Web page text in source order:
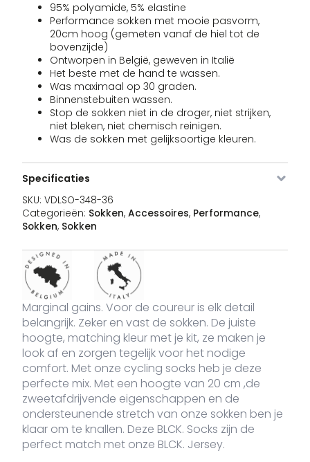
95% polyamide, 5% elastine
Performance sokken met mooie pasvorm,
20cm hoog (gemeten vanaf de hiel tot de
bovenzijde)
Ontworpen in België, geweven in Italië
Het beste met de hand te wassen.
Was maximaal op 30 graden.
Binnenstebuiten wassen.
Stop de sokken niet in de droger, niet strijken,
niet bleken, niet chemisch reinigen.
Was de sokken met gelijksoortige kleuren.
Specificaties
SKU: VDLSO-348-36
Categorieën: Sokken, Accessoires, Performance,
Sokken, Sokken
Marginal gains. Voor de coureur is elk detail
belangrijk. Zeker en vast de sokken. De juiste
hoogte, matching kleur met je kit, ze maken je
look af en zorgen tegelijk voor het nodige
comfort. Met onze cycling socks heb je deze
perfecte mix. Met een hoogte van 20 cm ,de
zweetafdrijvende eigenschappen en de
ondersteunende stretch van onze sokken ben je
klaar om te knallen. Deze BLCK. Socks zijn de
perfect match met onze BLCK. Jersey.
Afbeelding SKU Kleur Maat Voorraad
348-36
VDLSO-